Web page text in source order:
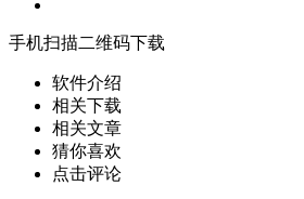
手机扫描二维码下载
软件介绍
相关下载
相关文章
猜你喜欢
点击评论